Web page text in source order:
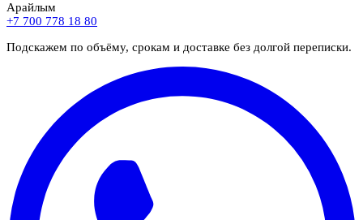
Арайлым
+7 700 778 18 80
Подскажем по объёму, срокам и доставке без долгой переписки.